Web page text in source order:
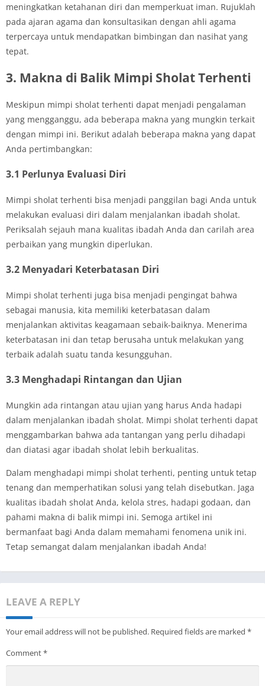
meningkatkan ketahanan diri dan memperkuat iman. Rujuklah
pada ajaran agama dan konsultasikan dengan ahli agama
terpercaya untuk mendapatkan bimbingan dan nasihat yang
tepat.
3. Makna di Balik Mimpi Sholat Terhenti
Meskipun mimpi sholat terhenti dapat menjadi pengalaman
yang mengganggu, ada beberapa makna yang mungkin terkait
dengan mimpi ini. Berikut adalah beberapa makna yang dapat
Anda pertimbangkan:
3.1 Perlunya Evaluasi Diri
Mimpi sholat terhenti bisa menjadi panggilan bagi Anda untuk
melakukan evaluasi diri dalam menjalankan ibadah sholat.
Periksalah sejauh mana kualitas ibadah Anda dan carilah area
perbaikan yang mungkin diperlukan.
3.2 Menyadari Keterbatasan Diri
Mimpi sholat terhenti juga bisa menjadi pengingat bahwa
sebagai manusia, kita memiliki keterbatasan dalam
menjalankan aktivitas keagamaan sebaik-baiknya. Menerima
keterbatasan ini dan tetap berusaha untuk melakukan yang
terbaik adalah suatu tanda kesungguhan.
3.3 Menghadapi Rintangan dan Ujian
Mungkin ada rintangan atau ujian yang harus Anda hadapi
dalam menjalankan ibadah sholat. Mimpi sholat terhenti dapat
menggambarkan bahwa ada tantangan yang perlu dihadapi
dan diatasi agar ibadah sholat lebih berkualitas.
Dalam menghadapi mimpi sholat terhenti, penting untuk tetap
tenang dan memperhatikan solusi yang telah disebutkan. Jaga
kualitas ibadah sholat Anda, kelola stres, hadapi godaan, dan
pahami makna di balik mimpi ini. Semoga artikel ini
bermanfaat bagi Anda dalam memahami fenomena unik ini.
Tetap semangat dalam menjalankan ibadah Anda!
LEAVE A REPLY
Your email address will not be published. Required fields are marked *
Comment*